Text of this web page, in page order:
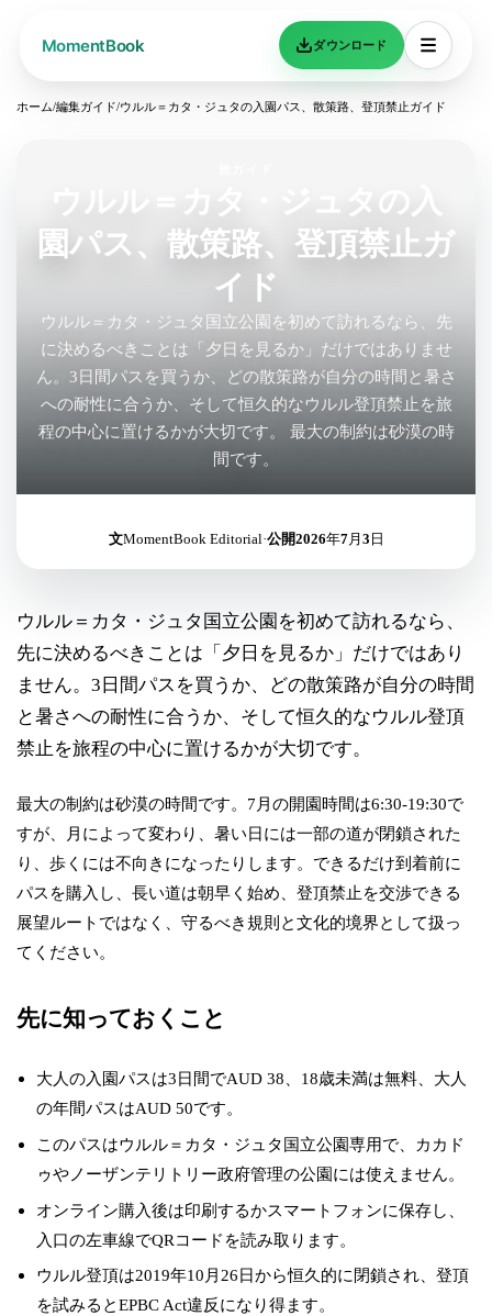
ダウンロード
ホーム/編集ガイド/ウルル＝カタ・ジュタの入園パス、散策路、登頂禁止ガイド
ウルル＝カタ・ジュタの入
園パス、散策路、登頂禁止ガ
イド
ウルル＝カタ・ジュタ国立公園を初めて訪れるなら、先
に決めるべきことは「夕日を見るか」だけではありませ
ん。3日間パスを買うか、どの散策路が自分の時間と暑さ
への耐性に合うか、そして恒久的なウルル登頂禁止を旅
程の中心に置けるかが大切です。 最大の制約は砂漠の時
間です。
文MomentBook Editorial·公開2026年7月3日
ウルル＝カタ・ジュタ国立公園を初めて訪れるなら、
先に決めるべきことは「夕日を見るか」だけではあり
ません。3日間パスを買うか、どの散策路が自分の時間
と暑さへの耐性に合うか、そして恒久的なウルル登頂
禁止を旅程の中心に置けるかが大切です。
最大の制約は砂漠の時間です。7月の開園時間は6:30-19:30で
すが、月によって変わり、暑い日には一部の道が閉鎖された
り、歩くには不向きになったりします。できるだけ到着前に
パスを購入し、長い道は朝早く始め、登頂禁止を交渉できる
展望ルートではなく、守るべき規則と文化的境界として扱っ
てください。
先に知っておくこと
大人の入園パスは3日間でAUD 38、18歳未満は無料、大人
の年間パスはAUD 50です。
このパスはウルル＝カタ・ジュタ国立公園専用で、カカド
ゥやノーザンテリトリー政府管理の公園には使えません。
オンライン購入後は印刷するかスマートフォンに保存し、
入口の左車線でQRコードを読み取ります。
ウルル登頂は2019年10月26日から恒久的に閉鎖され、登頂
を試みるとEPBC Act違反になり得ます。